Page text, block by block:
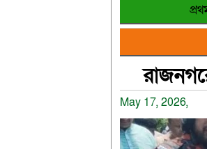
May 17, 2026,